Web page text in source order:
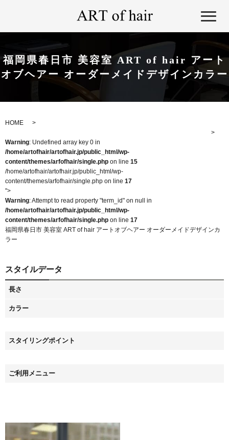
福岡県春日市 美容室 ART of hair アート
オブヘアー オーダーメイドデザインカラー
HOME
Warning: Undefined array key 0 in
/home/artofhair/artofhair.jp/public_html/wp-
content/themes/arfofhair/single.php on line 15
/home/artofhair/artofhair.jp/public_html/wp-
content/themes/arfofhair/single.php on line 17
">
Warning: Attempt to read property "term_id" on null in
/home/artofhair/artofhair.jp/public_html/wp-
content/themes/arfofhair/single.php on line 17
福岡県春日市 美容室 ART of hair アートオブヘアー オーダーメイドデザインカ
ラー
スタイルデータ
長さ
カラー
スタイリングポイント
ご利用メニュー